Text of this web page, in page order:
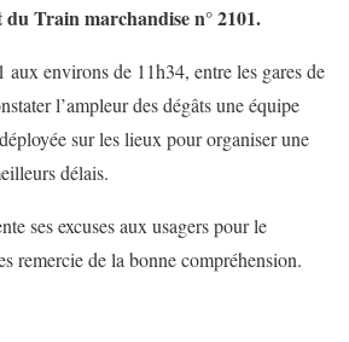
Train marchandise n° 2101.
environs de 11h34, entre les gares de
l’ampleur des dégâts une équipe
sur les lieux pour organiser une
délais.
ses excuses aux usagers pour le
remercie de la bonne compréhension.